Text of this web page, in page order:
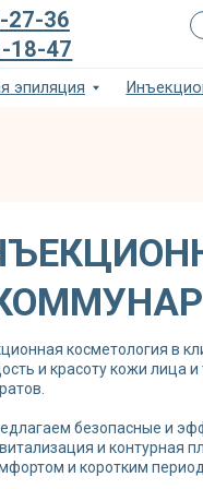
Инъекционная
Сертификаты и
косметология в
и красоту кожи лица
безопасные и
и контурная
и коротким